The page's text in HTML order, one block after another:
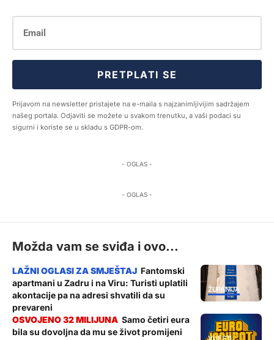
PRETPLATI SE
Prijavom na newsletter pristajete na e-maila s najzanimljivijim sadržajem
našeg portala. Odjaviti se možete u svakom trenutku, a vaši podaci su
sigurni i koriste se u skladu s GDPR-om.
- OGLAS -
- OGLAS -
Možda vam se sviđa i ovo...
ŽUPANIJA
Fantomski
apartmani u Zadru i na Viru: Turisti uplatili
akontacije pa na adresi shvatili da su
prevareni
VIJESTI
Samo četiri eura
bila su dovoljna da mu se život promijeni